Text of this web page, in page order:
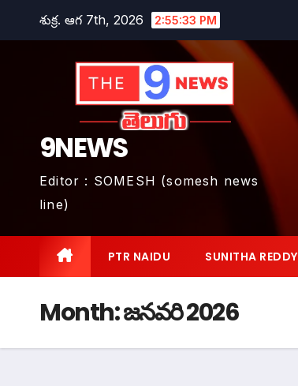
శుక్ర. ఆగ 7th, 2026 2:55:34 PM
9NEWS
Editor : SOMESH (somesh news
line)
PTR NAIDU SUNITHA REDDY
Month:జనవరి 2026